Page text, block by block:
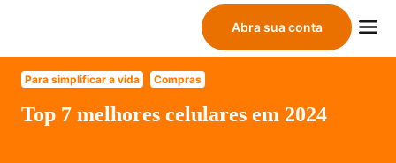
Abra sua conta
Para simplificar a vida Compras
Top 7 melhores celulares em 2024